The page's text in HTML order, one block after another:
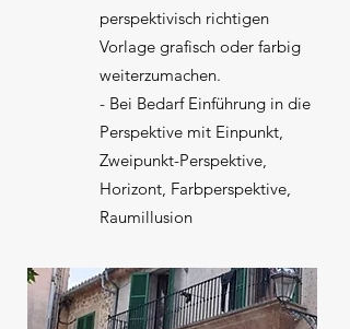
perspektivisch richtigen
Vorlage grafisch oder farbig
weiterzumachen.
- Bei Bedarf Einführung in die
Perspektive mit Einpunkt,
Zweipunkt-Perspektive,
Horizont, Farbperspektive,
Raumillusion